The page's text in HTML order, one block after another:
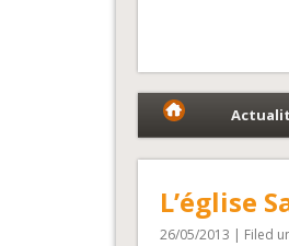
L’église
26/05/2013 | Filed